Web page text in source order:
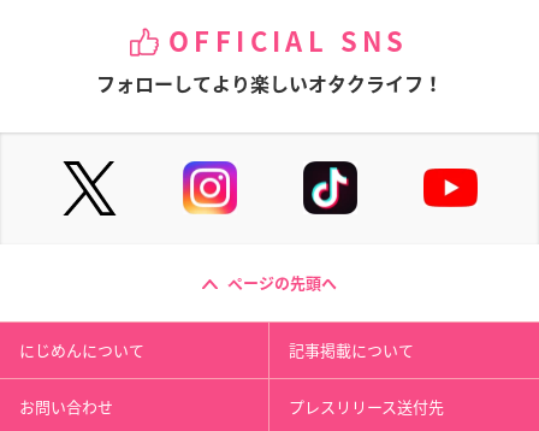
OFFICIAL SNS
フォローしてより楽しいオタクライフ！
ページの先頭へ
にじめんについて 記事掲載について
お問い合わせ プレスリリース送付先